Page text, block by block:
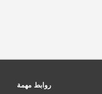
روابط مهمة